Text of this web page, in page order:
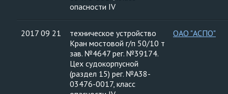
опасности IV
2017 09 21
техническое устройство
Кран мостовой г/п 50/10 т
зав. №4647 рег. №39174.
Цех судокорпусной
(раздел 15) рег. №А38-
03476-0017, класс
ОАО "АСПО"